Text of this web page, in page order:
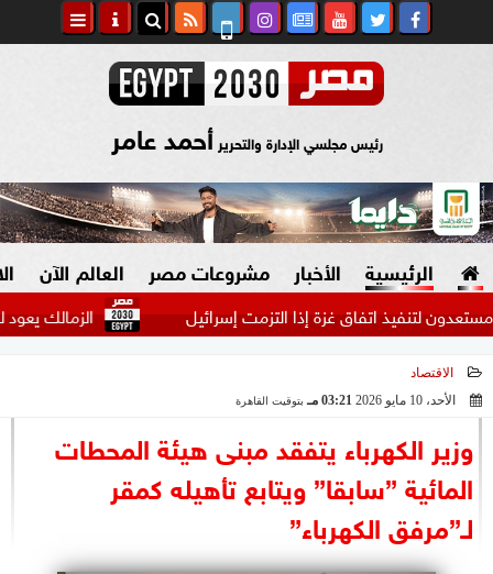
رئيس مجلسي الإدارة والتحرير أحمد عامر
الرئيسية الأخبار
السياسة
الرئاسة
البرلمان
الوزارات
مشروعات مصر العالم الآن
الزمالك يعود لمعسكر اتفاق غزة إذا التزمت إسرائيل
الاقتصاد
الأحد، 10 مايو 2026
03:21 مـ بتوقيت القاهرة
وزير الكهرباء يتفقد مبنى هيئة المحطات
المائية ”سابقا” ويتابع تأهيله كمقر
لـ”مرفق الكهرباء”